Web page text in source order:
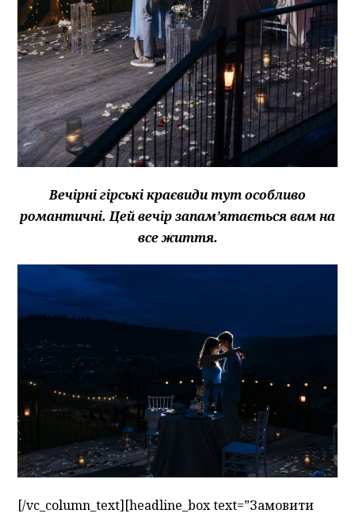
Вечірні гірські краєвиди тут особливо
романтичні. Цей вечір запам’ятається вам на
все життя.
[/vc_column_text][headline_box text=”Замовити